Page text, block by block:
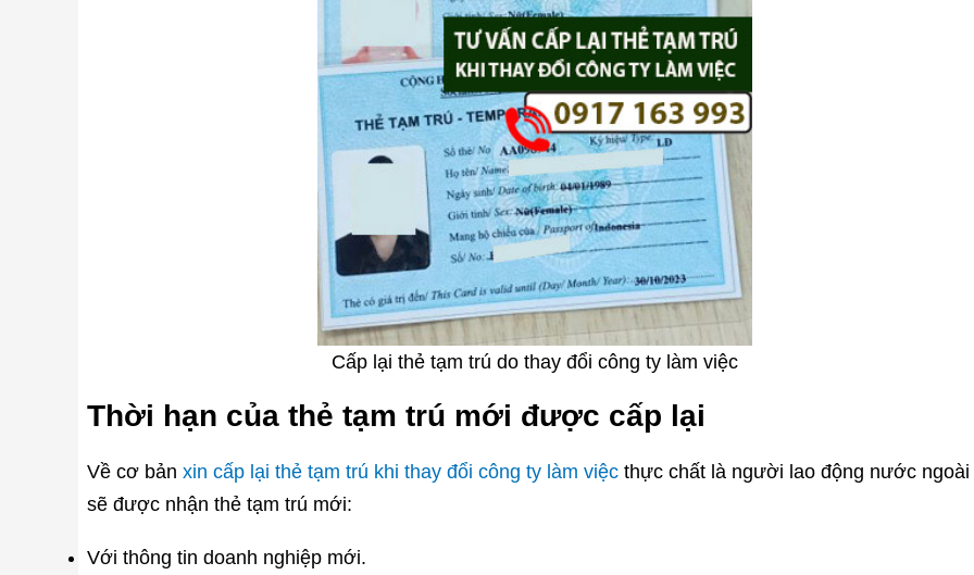
Cấp lại thẻ tạm trú do thay đổi công ty làm việc
Thời hạn của thẻ tạm trú mới được cấp lại
Về cơ bản xin cấp lại thẻ tạm trú khi thay đổi công ty làm việc thực chất là người lao động nước ngoài
sẽ được nhận thẻ tạm trú mới:
Với thông tin doanh nghiệp mới.